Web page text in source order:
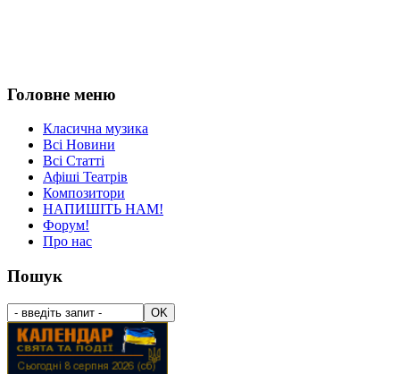
Головне меню
Класична музика
Всі Новини
Всі Статті
Афіші Театрів
Композитори
НАПИШІТЬ НАМ!
Форум!
Про нас
Пошук